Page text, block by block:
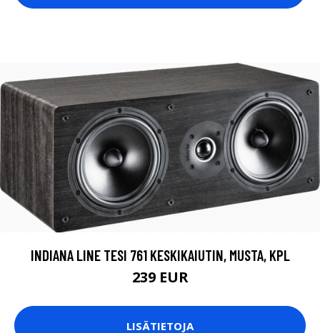
INDIANA LINE TESI 761 KESKIKAIUTIN, MUSTA, KPL
239 EUR
LISÄTIETOJA